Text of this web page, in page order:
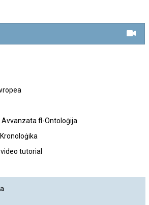
fl-Ontoloġija
tutorial